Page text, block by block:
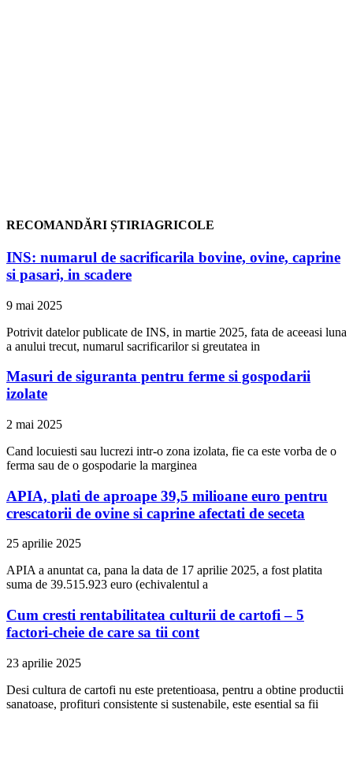
RECOMANDĂRI ȘTIRIAGRICOLE
INS: numarul de sacrificarila bovine, ovine, caprine
si pasari, in scadere
9 mai 2025
Potrivit datelor publicate de INS, in martie 2025, fata de aceeasi luna
a anului trecut, numarul sacrificarilor si greutatea in
Masuri de siguranta pentru ferme si gospodarii
izolate
2 mai 2025
Cand locuiesti sau lucrezi intr-o zona izolata, fie ca este vorba de o
ferma sau de o gospodarie la marginea
APIA, plati de aproape 39,5 milioane euro pentru
crescatorii de ovine si caprine afectati de seceta
25 aprilie 2025
APIA a anuntat ca, pana la data de 17 aprilie 2025, a fost platita
suma de 39.515.923 euro (echivalentul a
Cum cresti rentabilitatea culturii de cartofi – 5
factori-cheie de care sa tii cont
23 aprilie 2025
Desi cultura de cartofi nu este pretentioasa, pentru a obtine productii
sanatoase, profituri consistente si sustenabile, este esential sa fii